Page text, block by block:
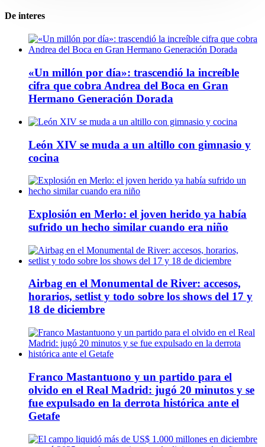
De interes
«Un millón por día»: trascendió la increíble
cifra que cobra Andrea del Boca en Gran
Hermano Generación Dorada
León XIV se muda a un altillo con gimnasio y
cocina
Explosión en Merlo: el joven herido ya había
sufrido un hecho similar cuando era niño
Airbag en el Monumental de River: accesos,
horarios, setlist y todo sobre los shows del 17 y
18 de diciembre
Franco Mastantuono y un partido para el
olvido en el Real Madrid: jugó 20 minutos y se
fue expulsado en la derrota histórica ante el
Getafe